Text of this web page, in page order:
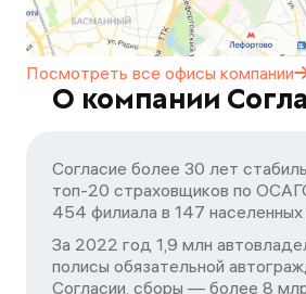
Посмотреть все офисы компании
О компании
Согласие более 30 лет
топ-20 страховщиков по
454 филиала в 147 населенных
За 2022 год 1,9 млн
полисы обязательной
Согласии, сборы — более 8